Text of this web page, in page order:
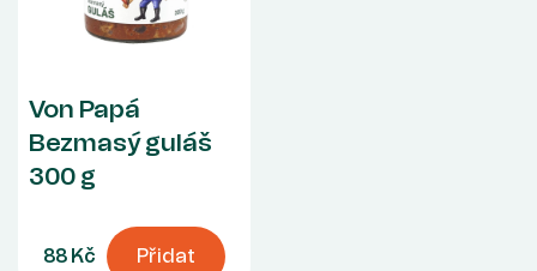
Von Papá
Bezmasý guláš
300 g
88 Kč Přidat